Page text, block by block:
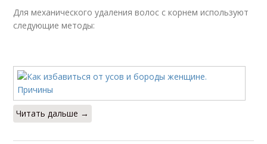
Для механического удаления волос с корнем используют
следующие методы:
Читать дальше →